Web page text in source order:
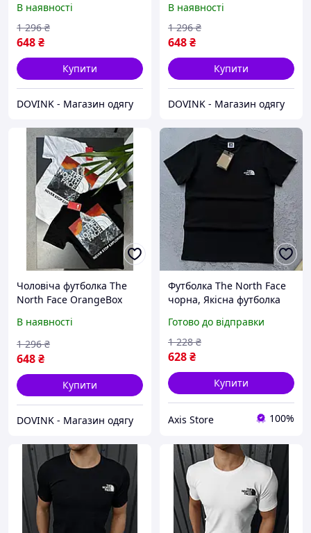
принтом, футболка тнф
В наявності
648₴
1 296 ₴
Купити
DOVINK - Магазин одягу
гори та логотипом для
відпочинку, футболка тнф
В наявності
648₴
1 296 ₴
Купити
DOVINK - Магазин одягу
Чоловіча футболка The
North Face OrangeBox
гори та логотипом для
літнього образу, тнф
футболка
В наявності
648₴
1 296 ₴
Купити
DOVINK - Магазин одягу
Футболка The North Face
чорна, Якісна футболка
футболка TNF
Готово до відправки
628₴
1 228 ₴
Купити
Axis Store 100%